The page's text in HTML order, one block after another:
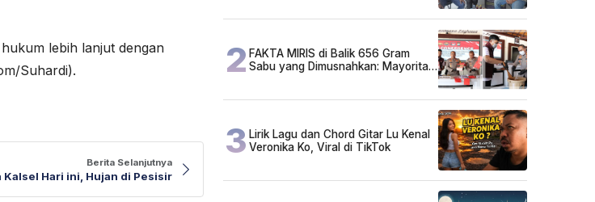
lebih lanjut dengan
Suhardi).
Berita Selanjutnya
Kalsel Hari ini, Hujan di Pesisir
2 FAKTA MIRIS di Balik 656 Gram
Sabu yang Dimusnahkan: Mayoritas
3 Lirik Lagu dan Chord Gitar Lu Kenal
Veronika Ko, Viral di TikTok